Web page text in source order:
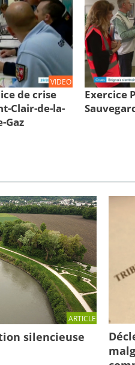
VIDEO
de crise
Clair-de-la-
Gaz
Exercice
ARTICLE
silencieuse